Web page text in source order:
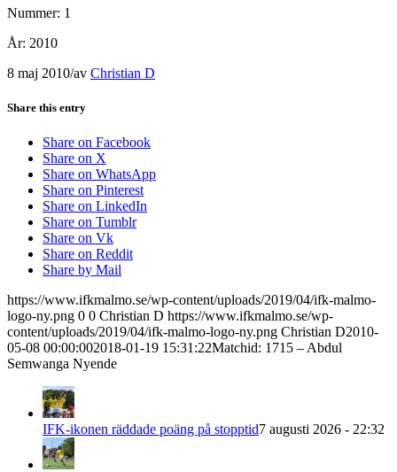
Nummer: 1
År: 2010
8 maj 2010/av Christian D
Share this entry
Share on Facebook
Share on X
Share on WhatsApp
Share on Pinterest
Share on LinkedIn
Share on Tumblr
Share on Vk
Share on Reddit
Share by Mail
https://www.ifkmalmo.se/wp-content/uploads/2019/04/ifk-malmo-
logo-ny.png 0 0 Christian D https://www.ifkmalmo.se/wp-
content/uploads/2019/04/ifk-malmo-logo-ny.png Christian D2010-
05-08 00:00:002018-01-19 15:31:22Matchid: 1715 – Abdul
Semwanga Nyende
IFK-ikonen räddade poäng på stopptid7 augusti 2026 - 22:32